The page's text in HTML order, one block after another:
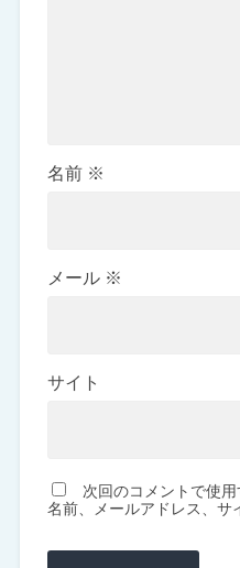
名前 ※
メール ※
サイト
次回のコメントで使
名前、メールアドレス、サ